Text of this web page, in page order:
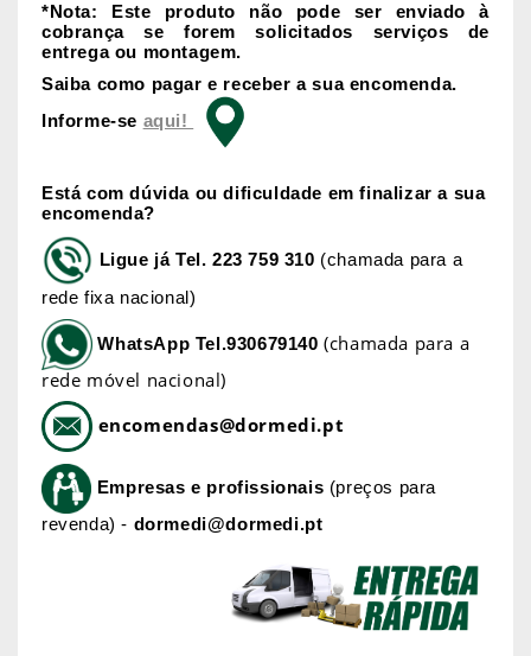
*Nota: Este produto não pode ser enviado à
cobrança se forem solicitados serviços de
entrega ou montagem.
Saiba como pagar e receber a sua encomenda.
Informe-se aqui!
Está com dúvida ou dificuldade em finalizar a sua
encomenda?
Ligue já Tel. 223 759 310 (chamada para a
rede fixa nacional)
WhatsApp Tel.930679140 (chamada para a
rede móvel nacional)
encomendas@dormedi.pt
Empresas e profissionais (preços para
revenda) - dormedi@dormedi.pt